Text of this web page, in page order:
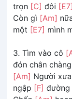
trọn [C] đôi [E7]
Còn gì [Am]
một [E7] mình
3. Tìm vào cô
đón chân chàng
[Am] Người
ngập [F] đường